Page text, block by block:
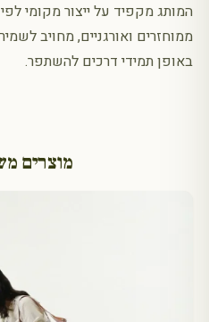
המותג מקפיד על ייצור מקומי
ממוחזרים ואורגניים, מחויב
באופן תמידי דרכים להשתפר.
מוצרים